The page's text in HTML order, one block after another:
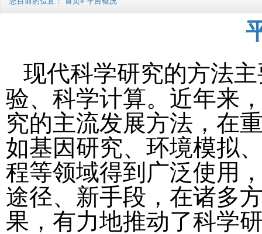
现代科学研究的方法
验、科学计算。近年来
究的主流发展方法，在
如基因研究、环境模拟
程等领域得到广泛使用
途径、新手段，在诸多
果，有力地推动了科学